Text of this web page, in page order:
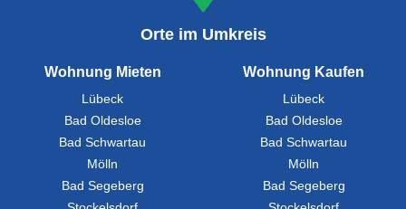
Orte im Umkreis
Wohnung Mieten
Lübeck
Bad Oldesloe
Bad Schwartau
Mölln
Bad Segeberg
Wohnung Kaufen
Lübeck
Bad Oldesloe
Bad Schwartau
Mölln
Bad Segeberg